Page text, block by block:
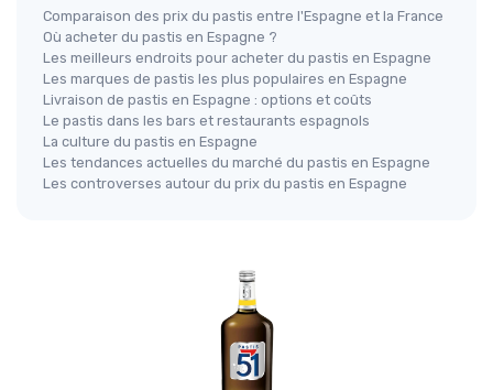
Comparaison des prix du pastis entre l'Espagne et la France
Où acheter du pastis en Espagne ?
Les meilleurs endroits pour acheter du pastis en Espagne
Les marques de pastis les plus populaires en Espagne
Livraison de pastis en Espagne : options et coûts
Le pastis dans les bars et restaurants espagnols
La culture du pastis en Espagne
Les tendances actuelles du marché du pastis en Espagne
Les controverses autour du prix du pastis en Espagne